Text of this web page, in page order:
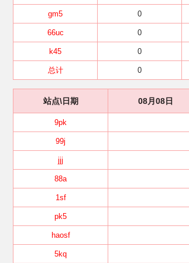
gm5 0
66uc 0
k45 0
总计 0
站点\日期 08月08日
9pk
99j
jjj
88a
1sf
pk5
haosf
5kq